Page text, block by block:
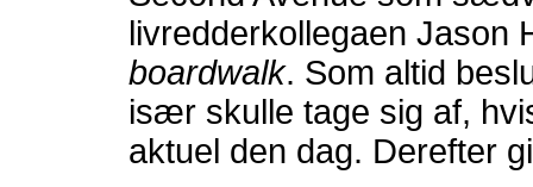
livredderkollegaen Jason
boardwalk. Som altid
især skulle tage sig af,
aktuel den dag. Derefter